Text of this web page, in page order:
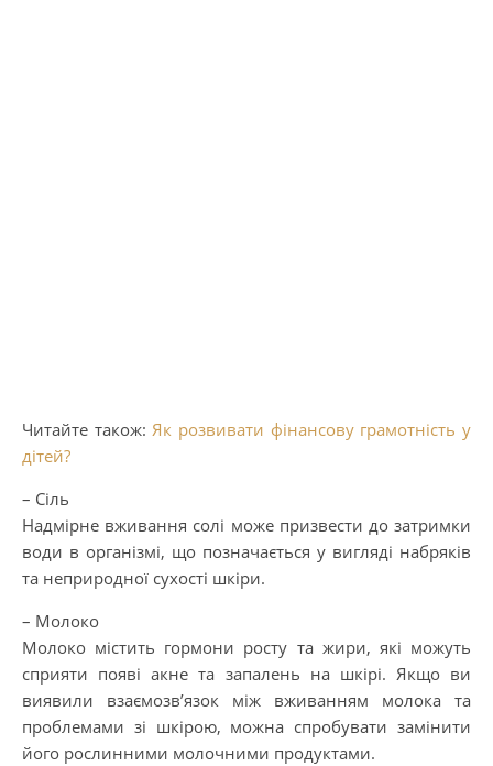
Читайте також:Як розвивати фінансову грамотність у
дітей?
– Сіль
Надмірне вживання солі може призвести до затримки
води в організмі, що позначається у вигляді набряків
та неприродної сухості шкіри.
– Молоко
Молоко містить гормони росту та жири, які можуть
сприяти появі акне та запалень на шкірі. Якщо ви
виявили взаємозв’язок між вживанням молока та
проблемами зі шкірою, можна спробувати замінити
його рослинними молочними продуктами.